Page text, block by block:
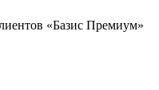
«Базис Премиум»